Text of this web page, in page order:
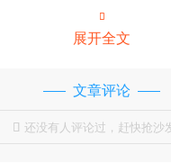

展开全文
文章评论
 还没有人评论过，赶快抢沙